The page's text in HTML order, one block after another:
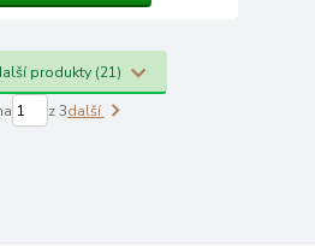
produkty (21)
z 3další